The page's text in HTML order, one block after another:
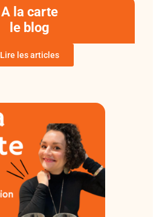
A la carte
le blog
Lire les articles